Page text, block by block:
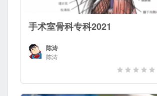
手术室骨科专科2021
陈涛
陈涛